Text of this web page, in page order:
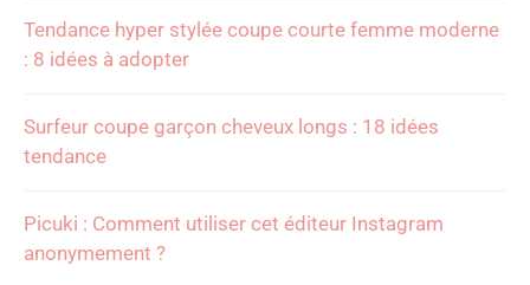
Tendance hyper stylée coupe courte femme moderne
: 8 idées à adopter
Surfeur coupe garçon cheveux longs : 18 idées
tendance
Picuki : Comment utiliser cet éditeur Instagram
anonymement ?